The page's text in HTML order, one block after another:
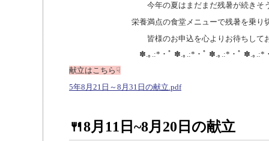
今年の夏はまだまだ残暑が続きそ
栄養満点の食堂メニューで残暑を乗り
皆様のお申込を心よりお待ちして
✽.｡.:*・ﾟ ✽.｡.:*・ﾟ ✽.｡.:*・ﾟ ✽.｡.:*
献立はこちら☟
5年8月21日～8月31日の献立.pdf
🍴8月11日~8月20日の献立